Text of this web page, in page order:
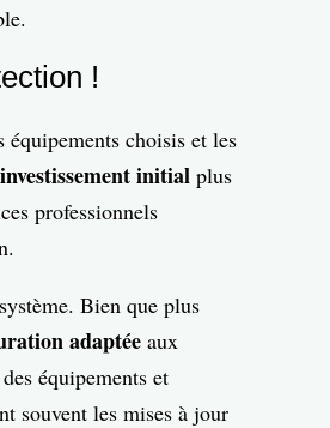
!
équipements choisis et les
investissement initial plus
professionnels
Bien que plus
adaptée aux
équipements et
souvent les mises à jour